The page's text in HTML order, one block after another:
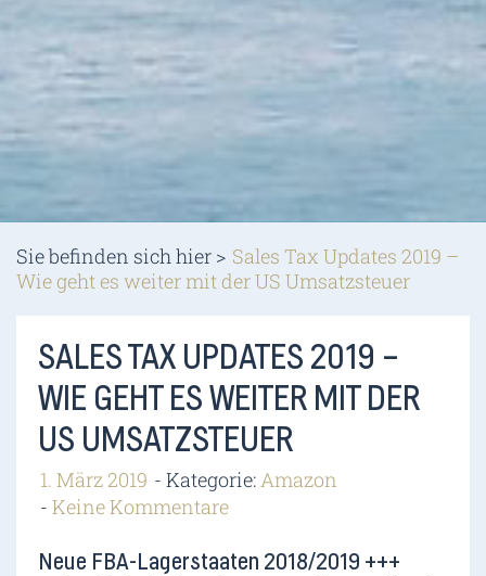
Sie befinden sich hier > Sales Tax Updates 2019 –
Wie geht es weiter mit der US Umsatzsteuer
SALES TAX UPDATES 2019 –
WIE GEHT ES WEITER MIT DER
US UMSATZSTEUER
1. März 2019 Kategorie:Amazon
Keine Kommentare
Neue FBA-Lagerstaaten 2018/2019 +++